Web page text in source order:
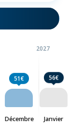
51€
Décembre
2027
56€
Janvier